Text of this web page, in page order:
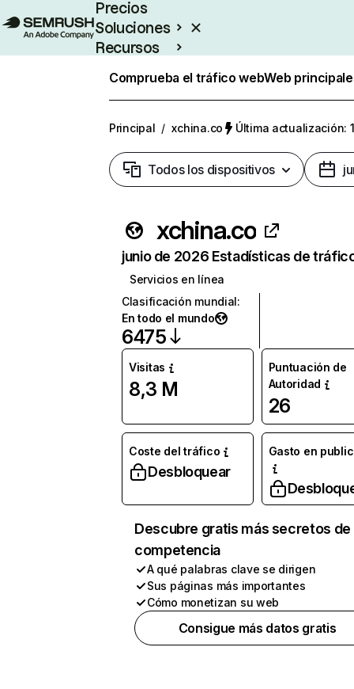
Precios
Soluciones
Recursos
Comprueba el tráfico webWeb
Principal / xchina.co Última actualización:
Todos los dispositivos
xchina.co
junio de 2026 Estadísticas de
Servicios en línea
Clasificación mundial:
En todo el mundo
6475
Visitas
8,3 M
Puntuación de
Autoridad
26
Coste del tráfico
Desbloquear
Gasto en
Descubre gratis más secretos de
competencia
A qué palabras clave se dirigen
Sus páginas más importantes
Cómo monetizan su web
Consigue más datos gratis